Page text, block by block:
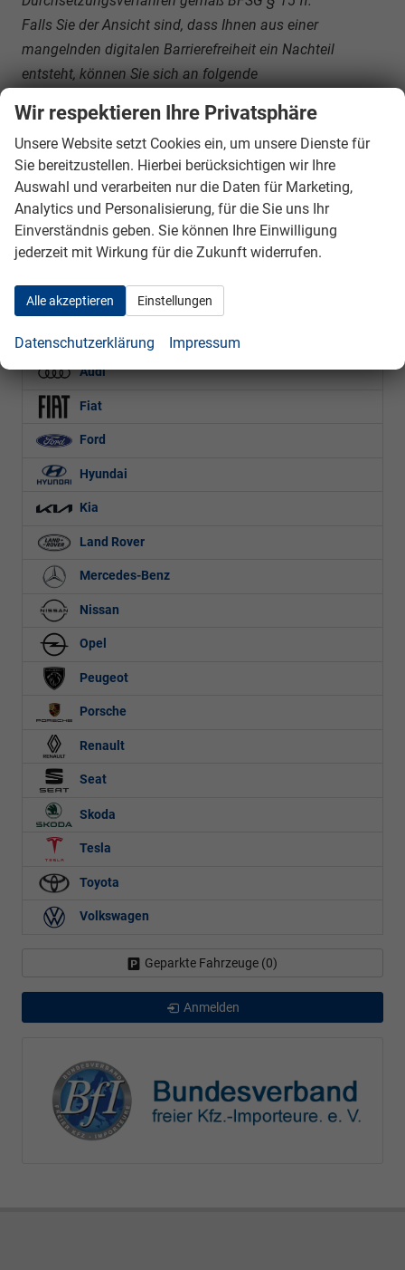
Falls Sie der Ansicht sind, dass Ihnen aus einer
mangelnden digitalen Barrierefreiheit ein Nachteil
entsteht, können Sie sich an folgende
Schlichtungsstelle BGG beim Beauftragten der
Bundesregierung für die Belange von Menschen mit
Behinderungen
Mauerstraße 53 | 10117 Berlin
Web:www.schlichtungsstelle-bgg.de
Fahrzeugnr.
Audi
Fiat
Ford
Hyundai
Kia
Land Rover
Mercedes-Benz
Nissan
Opel
Peugeot
Porsche
Renault
Seat
Skoda
Tesla
Toyota
Volkswagen
Geparkte Fahrzeuge (0)
Anmelden
Wir respektieren Ihre Privatsphäre
Unsere Website setzt Cookies ein, um unsere Dienste für
Sie bereitzustellen. Hierbei berücksichtigen wir Ihre
Auswahl und verarbeiten nur die Daten für Marketing,
Analytics und Personalisierung, für die Sie uns Ihr
Einverständnis geben. Sie können Ihre Einwilligung
jederzeit mit Wirkung für die Zukunft widerrufen.
Alle akzeptieren Einstellungen
Datenschutzerklärung Impressum